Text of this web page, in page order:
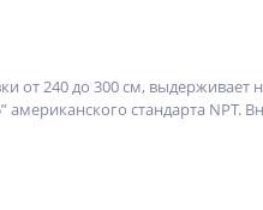
от 240 до 300 см, выдерживает
стандарта NPT.